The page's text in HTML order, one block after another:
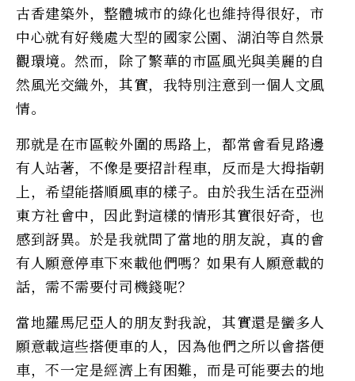
古香建築外，整體城市的綠化也維持得很好，市
中心就有好幾處大型的國家公園、湖泊等自然景
觀環境。然而，除了繁華的市區風光與美麗的自
然風光交織外，其實，我特別注意到一個人文風
情。
那就是在市區較外圍的馬路上，都常會看見路邊
有人站著，不像是要招計程車，反而是大拇指朝
上，希望能搭順風車的樣子。由於我生活在亞洲
東方社會中，因此對這樣的情形其實很好奇，也
感到訝異。於是我就問了當地的朋友說，真的會
有人願意停車下來載他們嗎？如果有人願意載的
話，需不需要付司機錢呢？
當地羅馬尼亞人的朋友對我說，其實還是蠻多人
願意載這些搭便車的人，因為他們之所以會搭便
車，不一定是經濟上有困難，而是可能要去的地